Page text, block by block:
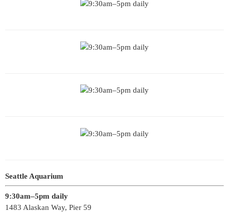
Seattle Aquarium
9:30am–5pm daily
1483 Alaskan Way, Pier 59